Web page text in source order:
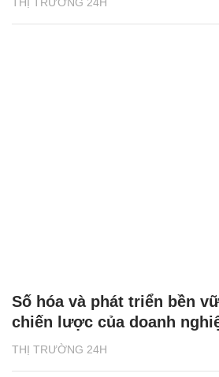
THỊ TRƯỜNG 24H
Số hóa và phát triển bền
chiến lược của doanh